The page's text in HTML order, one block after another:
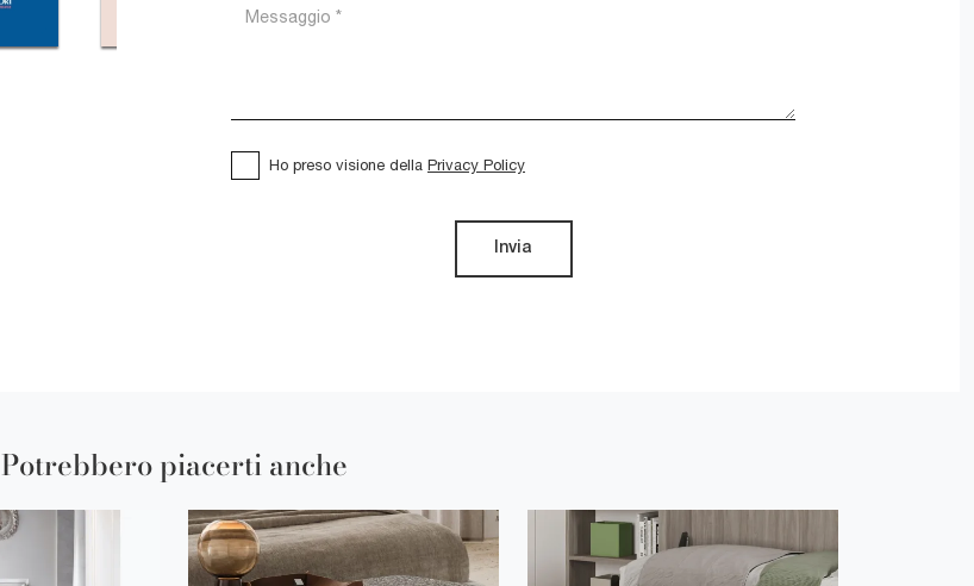
Ho preso visione della Privacy Policy
Invia
Potrebbero piacerti anche